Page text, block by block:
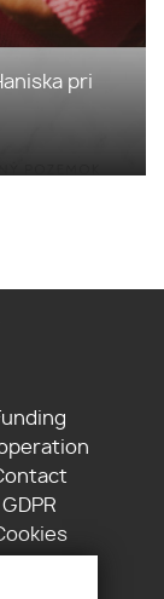
pri
GDPR